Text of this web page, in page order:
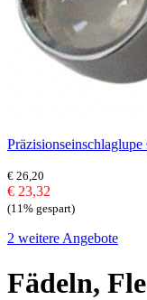
€ 26,20
€ 23,32
(11% gespart)
2 weitere Angebote
Fädeln,